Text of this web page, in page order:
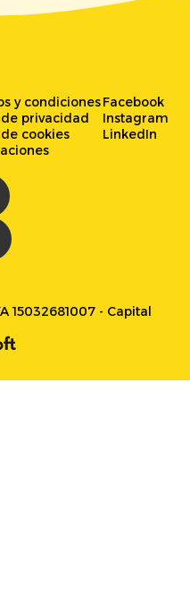
y condiciones
privacidad
cookies
Facebook
Instagram
LinkedIn
15032681007 - Capital